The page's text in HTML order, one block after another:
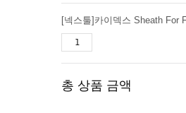
총 상품 금액